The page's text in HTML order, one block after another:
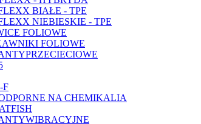
BIAŁE - TPE
NIEBIESKIE - TPE
FOLIOWE
FOLIOWE
F
NA CHEMIKALIA